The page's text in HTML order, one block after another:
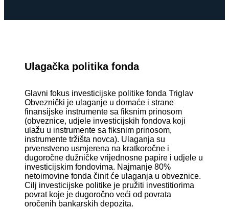
Ulagačka politika fonda
Glavni fokus investicijske politike fonda Triglav
Obveznički je ulaganje u domaće i strane
finansijske instrumente sa fiksnim prinosom
(obveznice, udjele investicijskih fondova koji
ulažu u instrumente sa fiksnim prinosom,
instrumente tržišta novca). Ulaganja su
prvenstveno usmjerena na kratkoročne i
dugoročne dužničke vrijednosne papire i udjele u
investicijskim fondovima. Najmanje 80%
netoimovine fonda činit će ulaganja u obveznice.
Cilj investicijske politike je pružiti investitiorima
povrat koje je dugoročno veći od povrata
oročenih bankarskih depozita.